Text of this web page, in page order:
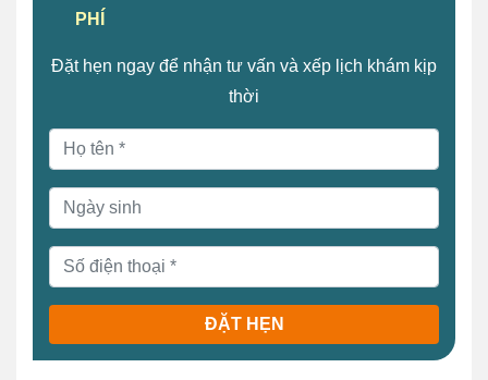
PHÍ
Đặt hẹn ngay để nhận tư vấn và xếp lịch khám kịp
thời
ĐẶT HẸN